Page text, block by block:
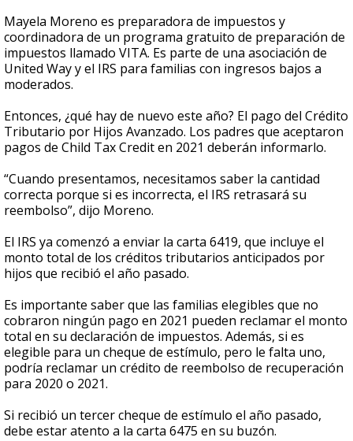
Mayela Moreno es preparadora de impuestos y
coordinadora de un programa gratuito de preparación de
impuestos llamado VITA. Es parte de una asociación de
United Way y el IRS para familias con ingresos bajos a
moderados.
Entonces, ¿qué hay de nuevo este año? El pago del Crédito
Tributario por Hijos Avanzado. Los padres que aceptaron
pagos de Child Tax Credit en 2021 deberán informarlo.
“Cuando presentamos, necesitamos saber la cantidad
correcta porque si es incorrecta, el IRS retrasará su
reembolso”, dijo Moreno.
El IRS ya comenzó a enviar la carta 6419, que incluye el
monto total de los créditos tributarios anticipados por
hijos que recibió el año pasado.
Es importante saber que las familias elegibles que no
cobraron ningún pago en 2021 pueden reclamar el monto
total en su declaración de impuestos. Además, si es
elegible para un cheque de estímulo, pero le falta uno,
podría reclamar un crédito de reembolso de recuperación
para 2020 o 2021.
Si recibió un tercer cheque de estímulo el año pasado,
debe estar atento a la carta 6475 en su buzón.